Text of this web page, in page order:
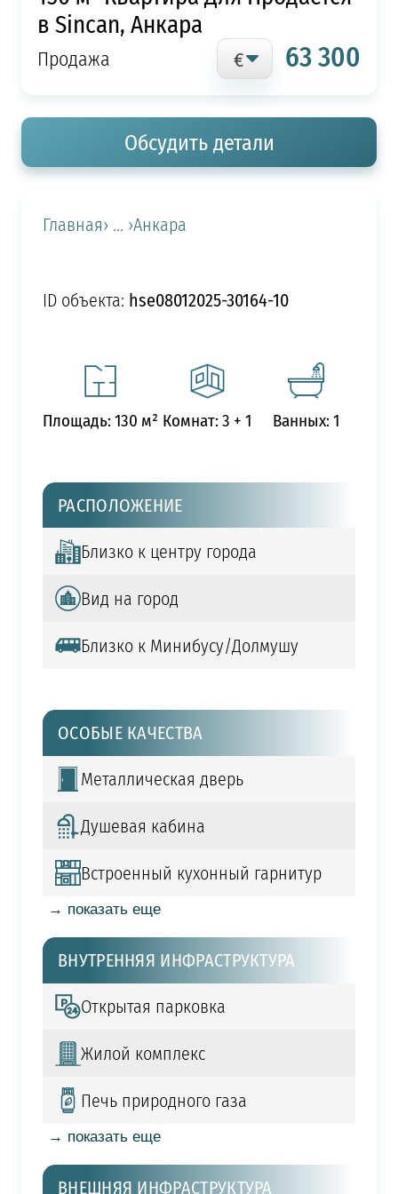
в Sincan, Анкара
Продажа 63 300
Обсудить детали
Главная› ... ›Анкара
ID объекта: hse08012025-30164-10
Площадь: 130 м² Комнат: 3 + 1 Ванных: 1
РАСПОЛОЖЕНИЕ
Близко к центру города
Вид на город
Близко к Минибусу/Долмушу
ОСОБЫЕ КАЧЕСТВА
Металлическая дверь
Душевая кабина
Встроенный кухонный гарнитур
→ показать еще
ВНУТРЕННЯЯ ИНФРАСТРУКТУРА
Открытая парковка
Жилой комплекс
Печь природного газа
→ показать еще
ВНЕШНЯЯ ИНФРАСТРУКТУРА